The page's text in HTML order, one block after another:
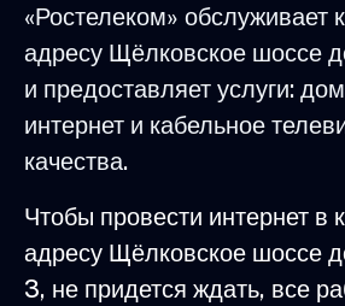
«Ростелеком» обслуживает
адресу Щёлковское шоссе
и предоставляет услуги:
интернет и кабельное
качества.
Чтобы провести интернет в
адресу Щёлковское шоссе
3, не придется ждать, все